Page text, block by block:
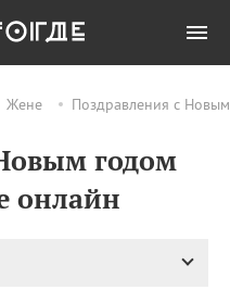
Жене Поздравления с
годом
онлайн
Все
День памяти жертв
бомбардировки